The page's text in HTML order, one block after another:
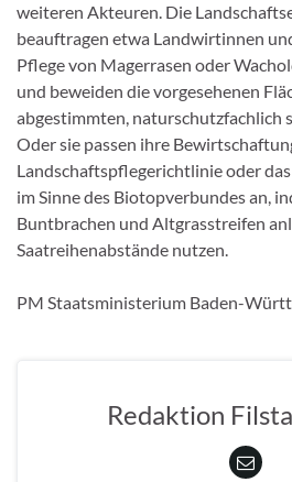
weiteren Akteuren. Die
beauftragen etwa Landwirtinnen
Pflege von Magerrasen oder
und beweiden die vorgesehenen
abgestimmten, naturschutzfachlich
Oder sie passen ihre
Landschaftspflegerichtlinie oder
im Sinne des Biotopverbundes an,
Buntbrachen und Altgrasstreifen
Saatreihenabstände nutzen.
PM Staatsministerium Baden-
Redaktion